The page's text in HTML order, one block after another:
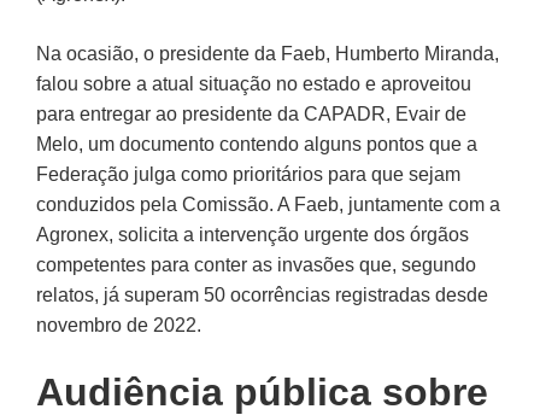
Na ocasião, o presidente da Faeb, Humberto Miranda,
falou sobre a atual situação no estado e aproveitou
para entregar ao presidente da CAPADR, Evair de
Melo, um documento contendo alguns pontos que a
Federação julga como prioritários para que sejam
conduzidos pela Comissão. A Faeb, juntamente com a
Agronex, solicita a intervenção urgente dos órgãos
competentes para conter as invasões que, segundo
relatos, já superam 50 ocorrências registradas desde
novembro de 2022.
Audiência pública sobre